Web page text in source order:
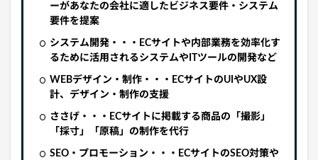
ーがあなたの会社に適したビジネス要件・システム
要件を提案
システム開発・・・ECサイトや内部業務を効率化す
るために活用されるシステムやITツールの開発など
WEBデザイン・制作・・・ECサイトのUIやUX設
計、デザイン・制作の支援
ささげ・・・ECサイトに掲載する商品の「撮影」
「採寸」「原稿」の制作を代行
SEO・プロモーション・・・ECサイトのSEO対策や